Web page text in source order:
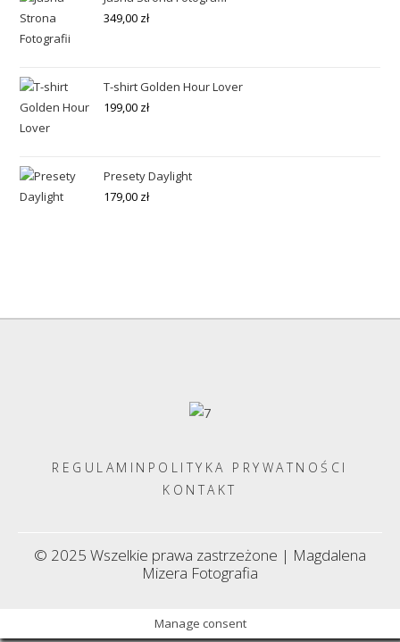
349,00 zł
T-shirt Golden Hour Lover
199,00 zł
Presety Daylight
179,00 zł
REGULAMIN POLITYKA PRYWATNOŚCI
KONTAKT
© 2025 Wszelkie prawa zastrzeżone | Magdalena
Mizera Fotografia
Manage consent